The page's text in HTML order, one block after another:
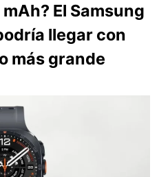
El Samsung
llegar con
más grande